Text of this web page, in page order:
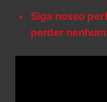
Siga nosso
perder